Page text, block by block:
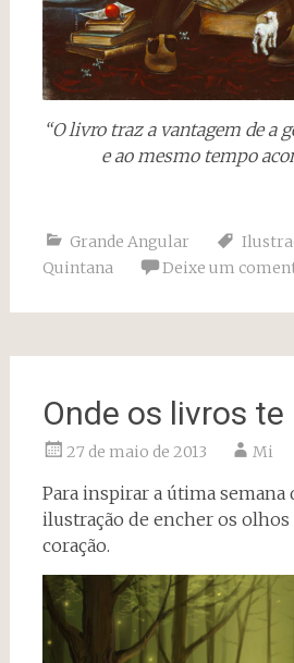
“O livro traz a vantagem de a
e ao mesmo tempo
Grande Angular
Quintana
Deixe um
Onde os livros te
27 de maio de 2013 Mi
Para inspirar a útima semana
ilustração de encher os olhos
coração.